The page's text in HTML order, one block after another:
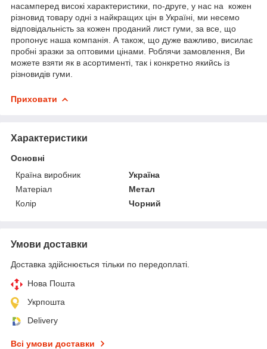
насамперед високі характеристики, по-друге, у нас на кожен
різновид товару одні з найкращих цін в Україні, ми несемо
відповідальність за кожен проданий лист гуми, за все, що
пропонує наша компанія. А також, що дуже важливо, висилає
пробні зразки за оптовими цінами. Роблячи замовлення, Ви
можете взяти як в асортименті, так і конкретно якийсь із
різновидів гуми.
Приховати
Характеристики
Основні
Країна виробник
Україна
Матеріал
Метал
Колір
Чорний
Умови доставки
Доставка здійснюється тільки по передоплаті.
Нова Пошта
Укрпошта
Delivery
Всі умови доставки